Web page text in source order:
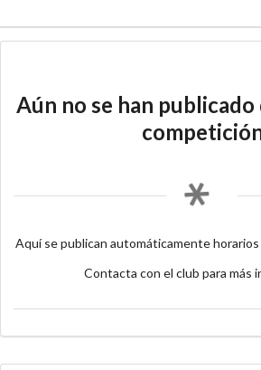
Aún no se han
Aquí se publican automáticamente
Contacta con el club para más